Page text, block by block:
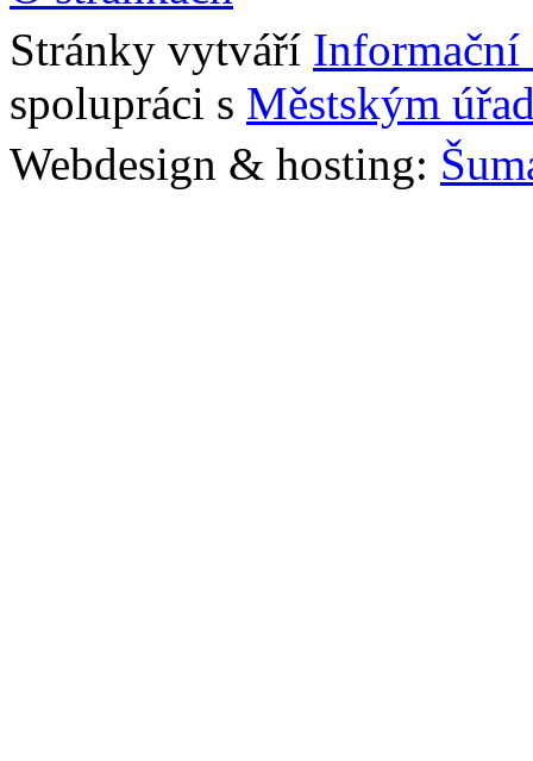
Stránky vytváří Informační
spolupráci s Městským
Webdesign & hosting: